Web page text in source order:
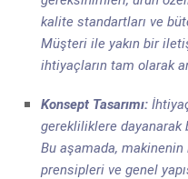
kalite standartları ve
Müşteri ile yakın bir
ihtiyaçların tam olarak
Konsept Tasarımı:
gerekliliklere dayanarak
Bu aşamada,
prensipleri ve genel